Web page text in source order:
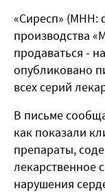
«Сиресп» (МНН:
производства
продаваться -
опубликовано
всех серий
В письме
как показали
препараты,
лекарственное
нарушения